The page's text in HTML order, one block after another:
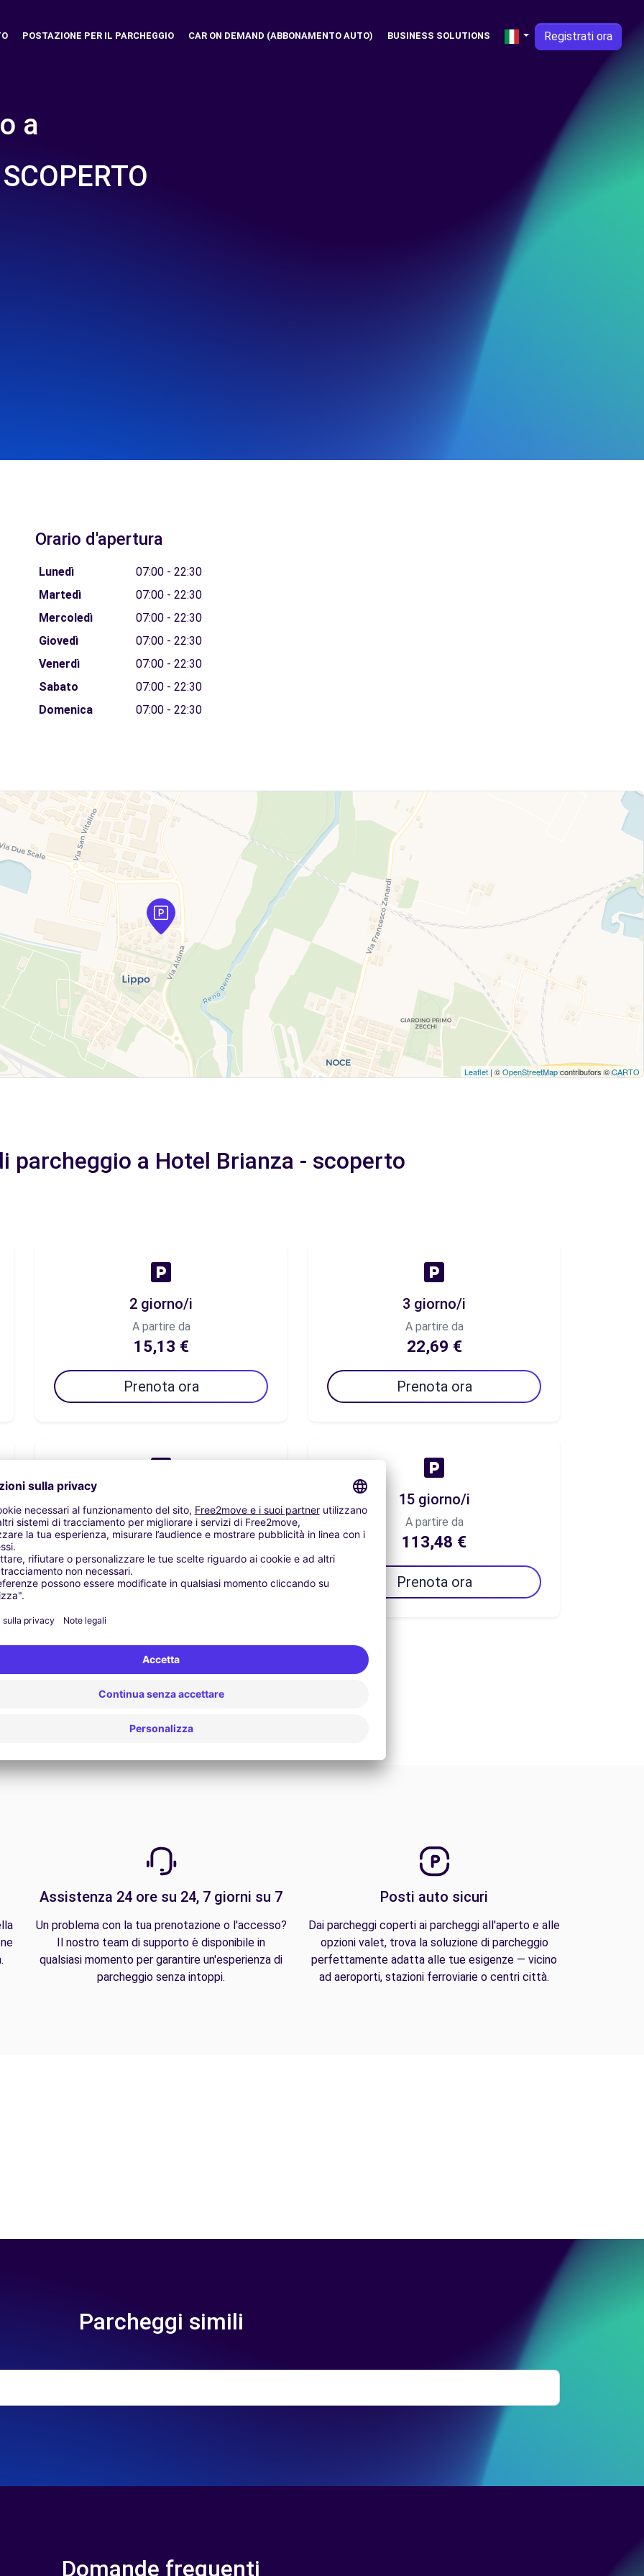
POSTAZIONE PER IL PARCHEGGIO CAR ON DEMAND (ABBONAMENTO AUTO) BUSINESS SOLUTIONS Registrati ora
a
Orario d'apertura
Lunedì
07:00 - 22:30
Martedì
07:00 - 22:30
Mercoledì
07:00 - 22:30
Giovedì
07:00 - 22:30
Venerdì
07:00 - 22:30
Sabato
07:00 - 22:30
Domenica
07:00 - 22:30
Leaflet | ©OpenStreetMapcontributors ©CARTO
parcheggio a Hotel Brianza - scoperto
2 giorno/i
A partire da
15,13 €
Prenota ora
3 giorno/i
A partire da
22,69 €
Prenota ora
A partire da
52,96 €
Prenota ora
15 giorno/i
A partire da
113,48 €
Prenota ora
Assistenza 24 ore su 24, 7 giorni su 7
Un problema con la tua prenotazione o l'accesso?
Il nostro team di supporto è disponibile in
qualsiasi momento per garantire un'esperienza di
parcheggio senza intoppi.
Posti auto sicuri
Dai parcheggi coperti ai parcheggi all'aperto e alle
opzioni valet, trova la soluzione di parcheggio
perfettamente adatta alle tue esigenze — vicino
ad aeroporti, stazioni ferroviarie o centri città.
Parcheggi simili
Domande frequenti